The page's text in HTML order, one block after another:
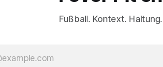
Fußball. Kontext. Haltung.